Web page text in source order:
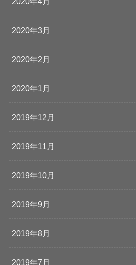
2020年3月
2020年2月
2020年1月
2019年12月
2019年11月
2019年10月
2019年9月
2019年8月
2019年7月